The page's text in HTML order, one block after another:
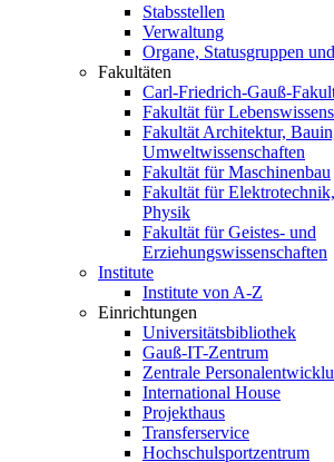
Stabsstellen
Verwaltung
Organe, Statusgruppen
Fakultäten
Carl-Friedrich-Gauß-
Fakultät für
Fakultät Architektur,
Umweltwissenschaften
Fakultät für Maschinenbau
Fakultät für
Physik
Fakultät für Geistes- und
Erziehungswissenschaften
Institute
Institute von A-Z
Einrichtungen
Universitätsbibliothek
Gauß-IT-Zentrum
Zentrale
International House
Projekthaus
Transferservice
Hochschulsportzentrum